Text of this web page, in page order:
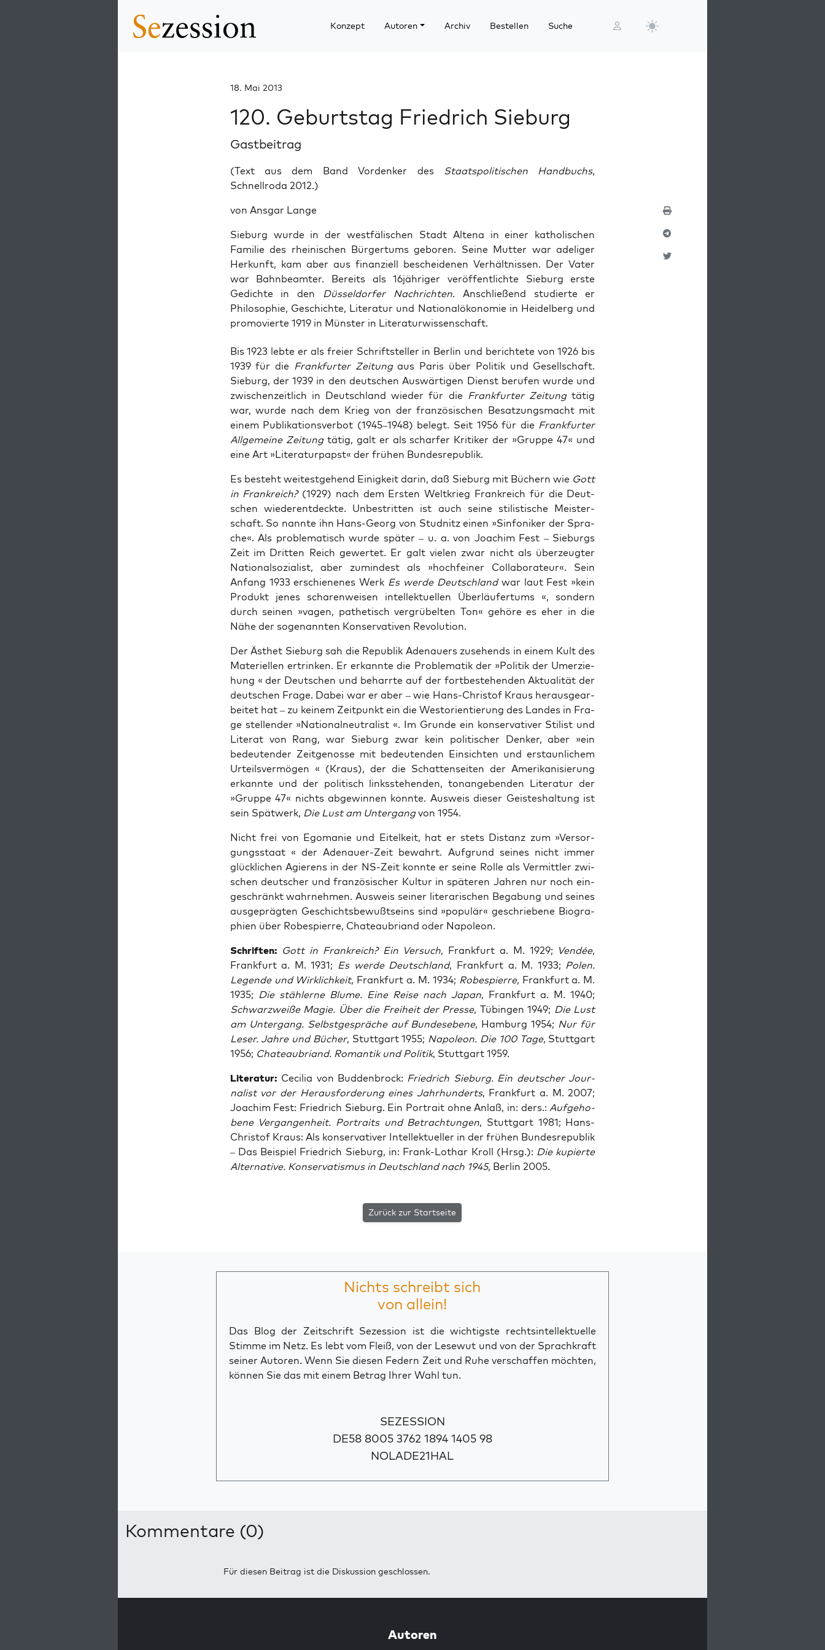
Konzept Autoren Archiv Bestellen Suche
18. Mai 2013
120. Geburtstag Friedrich Sieburg
Gastbeitrag
(Text aus dem Band Vordenker des Staatspolitischen Handbuchs,
Schnellroda 2012.)
von Ansgar Lange
Sieburg wurde in der westfälischen Stadt Altena in einer katholischen
Familie des rheinischen Bürgertums geboren. Seine Mutter war adeliger
Herkunft, kam aber aus finanziell bescheidenen Verhältnissen. Der Vater
war Bahnbeamter. Bereits als 16jähriger veröffentlichte Sieburg erste
Gedichte in den Düsseldorfer Nachrichten. Anschließend studierte er
Philosophie, Geschichte, Literatur und Nationalökonomie in Heidelberg und
promovierte 1919 in Münster in Literaturwissenschaft.
Bis 1923 leb­te er als frei­er Schrift­stel­ler in Ber­lin und berich­te­te von 1926 bis
1939 für die Frank­fur­ter Zei­tungaus Paris über Poli­tik und Gesell­schaft.
Sieburg, der 1939 in den deut­schen Aus­wär­ti­gen Dienst beru­fen wur­de und
zwi­schen­zeit­lich in Deutsch­land wie­der für dieFrank­fur­ter Zei­tungtätig
war, wur­de nach dem Krieg von der fran­zö­si­schen Besat­zungs­macht mit
einem Publi­ka­ti­ons­ver­bot (1945–1948) belegt. Seit 1956 für die Frank­fur­ter
All­ge­mei­ne Zei­tungtätig, galt er als schar­fer Kri­ti­ker der »Grup­pe 47« und
eine Art »Lite­ra­tur­papst« der frü­hen Bundesrepublik.
Es besteht wei­test­ge­hend Einig­keit dar­in, daß Sieburg mit Büchern wie Gott
in Frank­reich?(1929) nach dem Ers­ten Welt­krieg Frank­reich für die Deut­
schen wie­der­ent­deck­te. Unbe­strit­ten ist auch sei­ne sti­lis­ti­sche Meis­ter­
schaft. So nann­te ihn Hans-Georg von Stud­nitz einen »Sin­fo­ni­ker der Spra­
che«. Als pro­ble­ma­tisch wur­de spä­ter – u. a. von Joa­chim Fest – Sieburgs
Zeit im Drit­ten Reich gewer­tet. Er galt vie­len zwar nicht als über­zeug­ter
Natio­nal­so­zia­list, aber zumin­dest als »hoch­fei­ner Col­la­bo­ra­teur«. Sein
Anfang 1933 erschie­ne­nes Werk Es wer­de Deutsch­landwar laut Fest »kein
Pro­dukt jenes scha­ren­wei­sen intel­lek­tu­el­len Über­läu­fer­tums «, son­dern
durch sei­nen »vagen, pathe­tisch ver­grü­bel­ten Ton« gehö­re es eher in die
Nähe der soge­nann­ten Kon­ser­va­ti­ven Revolution.
Der Ästhet Sieburg sah die Repu­blik Ade­nau­ers zuse­hends in einem Kult des
Mate­ri­el­len ertrin­ken. Er erkann­te die Pro­ble­ma­tik der »Poli­tik der Umer­zie­
hung « der Deut­schen und beharr­te auf der fort­be­stehen­den Aktua­li­tät der
deut­schen Fra­ge. Dabei war er aber – wie Hans-Chris­tof Kraus her­aus­ge­ar­
bei­tet hat – zu kei­nem Zeit­punkt ein die West­ori­en­tie­rung des Lan­des in Fra­
ge stel­len­der »Natio­nal­neu­tra­list «. Im Grun­de ein kon­ser­va­ti­ver Sti­list und
Lite­rat von Rang, war Sieburg zwar kein poli­ti­scher Den­ker, aber »ein
bedeu­ten­der Zeit­ge­nos­se mit bedeu­ten­den Ein­sich­ten und erstaun­li­chem
Urteils­ver­mö­gen « (Kraus), der die Schat­ten­sei­ten der Ame­ri­ka­ni­sie­rung
erkann­te und der poli­tisch links­ste­hen­den, ton­an­ge­ben­den Lite­ra­tur der
»Grup­pe 47« nichts abge­win­nen konn­te. Aus­weis die­ser Geis­tes­hal­tung ist
sein Spät­werk, Die Lust am Unter­gangvon 1954.
Nicht frei von Ego­ma­nie und Eitel­keit, hat er stets Distanz zum »Ver­sor­
gungs­staat « der Ade­nau­er-Zeit bewahrt. Auf­grund sei­nes nicht immer
glück­li­chen Agie­rens in der NS-Zeit konn­te er sei­ne Rol­le als Ver­mitt­ler zwi­
schen deut­scher und fran­zö­si­scher Kul­tur in spä­te­ren Jah­ren nur noch ein­
ge­schränkt wahr­neh­men. Aus­weis sei­ner lite­ra­ri­schen Bega­bung und sei­nes
aus­ge­präg­ten Geschichts­be­wußt­seins sind »popu­lär« geschrie­be­ne Bio­gra­
phien über Robes­pierre, Cha­teau­bri­and oder Napoleon.
Schrif­ten: Gott in Frank­reich? Ein Ver­such, Frank­furt a. M. 1929; Ven­dée,
Frank­furt a. M. 1931; Es wer­de Deutsch­land, Frank­furt a. M. 1933; Polen.
Legen­de und Wirk­lich­keit, Frank­furt a. M. 1934; Robes­pierre, Frank­furt a. M.
1935; Die stäh­ler­ne Blu­me. Eine Rei­se nach Japan, Frank­furt a. M. 1940;
Schwarz­wei­ße Magie. Über die Frei­heit der Pres­se, Tübin­gen 1949; Die Lust
am Unter­gang. Selbst­ge­sprä­che auf Bun­des­ebe­ne, Ham­burg 1954; Nur für
Leser. Jah­re und Bücher, Stutt­gart 1955; Napo­le­on. Die 100 Tage, Stutt­gart
1956; Cha­teau­bri­and. Roman­tik und Poli­tik, Stutt­gart 1959.
Lite­ra­tur: Ceci­lia von Bud­den­b­rock: Fried­rich Sieburg. Ein deut­scher Jour­
na­list vor der Her­aus­for­de­rung eines Jahr­hun­derts, Frank­furt a. M. 2007;
Joa­chim Fest: Fried­rich Sieburg. Ein Por­trait ohne Anlaß, in: ders.:Auf­ge­ho­
be­ne Ver­gan­gen­heit. Por­traits und Betrach­tun­gen, Stutt­gart 1981; Hans-
Chris­tof Kraus: Als kon­ser­va­ti­ver Intel­lek­tu­el­ler in der frü­hen Bun­des­re­pu­blik
– Das Bei­spiel Fried­rich Sieburg, in: Frank-Lothar Kroll (Hrsg.): Die kupier­te
Alter­na­ti­ve. Kon­ser­va­tis­mus in Deutsch­land nach 1945, Ber­lin 2005.
Zurück zur Startseite
Nichts schreibt sich
von allein!
Das Blog der Zeitschrift Sezession ist die wichtigste rechtsintellektuelle
Stimme im Netz. Es lebt vom Fleiß, von der Lesewut und von der Sprachkraft
seiner Autoren. Wenn Sie diesen Federn Zeit und Ruhe verschaffen möchten,
können Sie das mit einem Betrag Ihrer Wahl tun.
SEZESSION
DE58 8005 3762 1894 1405 98
NOLADE21HAL
Kommentare (0)
Für diesen Beitrag ist die Diskussion geschlossen.
Autoren